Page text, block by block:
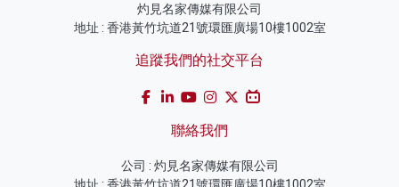
灼見名家傳媒有限公司
地址 : 香港黃竹坑道21號環匯廣場10樓1002室
追蹤我們的社交平台
聯絡我們
公司 : 灼見名家傳媒有限公司
地址 : 香港黃竹坑道21號環匯廣場10樓1002室